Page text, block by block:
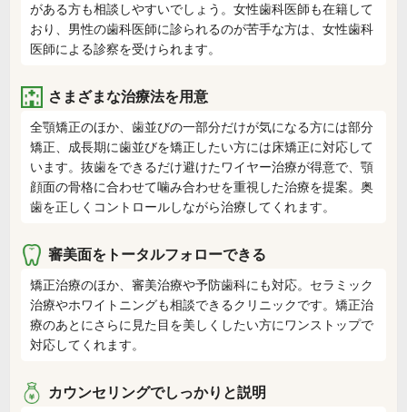
がある方も相談しやすいでしょう。女性歯科医師も在籍して
おり、男性の歯科医師に診られるのが苦手な方は、女性歯科
医師による診察を受けられます。
さまざまな治療法を用意
全顎矯正のほか、歯並びの一部分だけが気になる方には部分
矯正、成長期に歯並びを矯正したい方には床矯正に対応して
います。抜歯をできるだけ避けたワイヤー治療が得意で、顎
顔面の骨格に合わせて噛み合わせを重視した治療を提案。奥
歯を正しくコントロールしながら治療してくれます。
審美面をトータルフォローできる
矯正治療のほか、審美治療や予防歯科にも対応。セラミック
治療やホワイトニングも相談できるクリニックです。矯正治
療のあとにさらに見た目を美しくしたい方にワンストップで
対応してくれます。
カウンセリングでしっかりと説明